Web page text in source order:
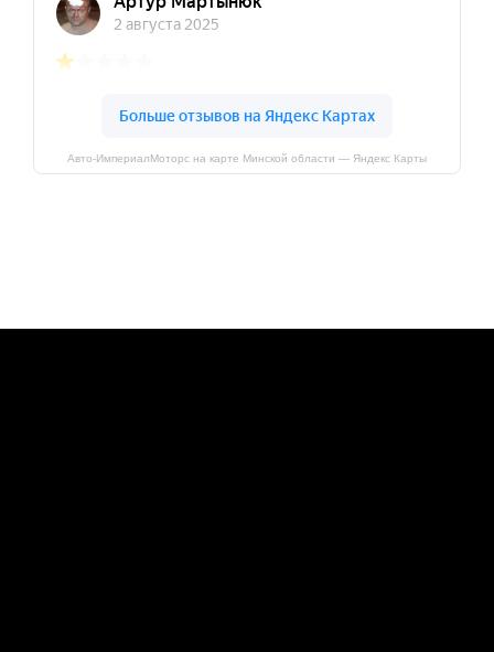
Авто-ИмпериалМоторс на карте Минской области — Яндекс Карты